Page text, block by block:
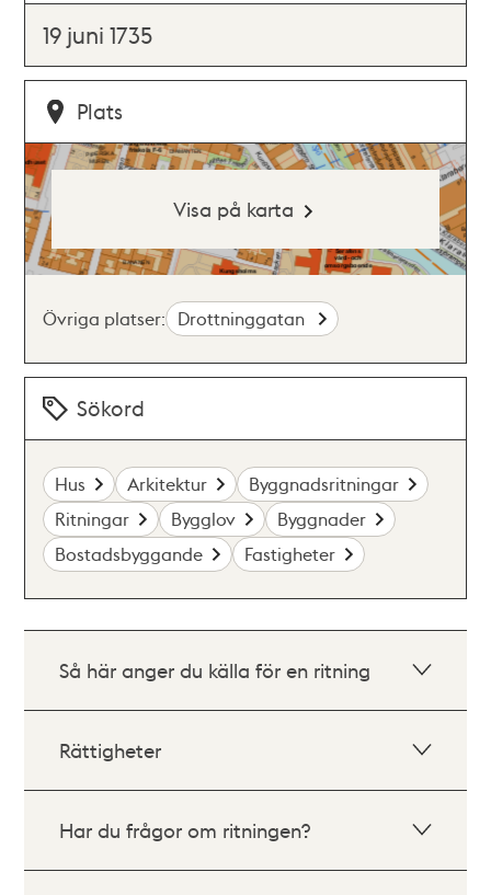
19 juni 1735
Plats
Visa på karta
Övriga platser: Drottninggatan
Sökord
Hus Arkitektur
Byggnadsritningar
Ritningar
Bygglov
Byggnader
Bostadsbyggande
Fastigheter
Så här anger du källa för en ritning
Rättigheter
Har du frågor om ritningen?